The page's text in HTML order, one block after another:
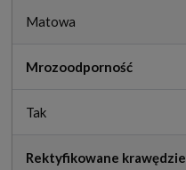
Matowa
Mrozoodporność
Tak
Rektyfikowane krawędzie